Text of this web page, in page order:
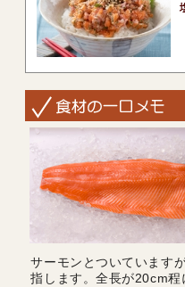
サーモンとついています
指します。全長が20cm